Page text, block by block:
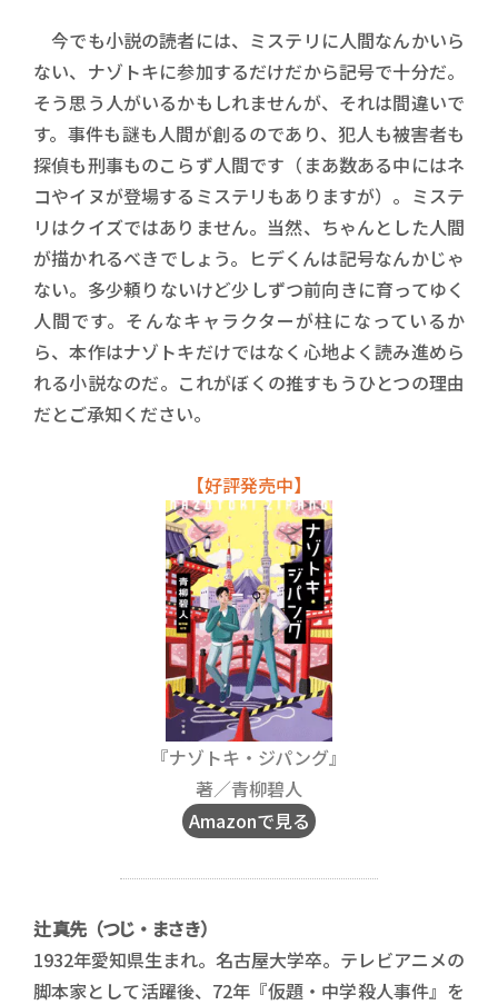
今でも小説の読者には、ミステリに人間なんかいら
ない、ナゾトキに参加するだけだから記号で十分だ。
そう思う人がいるかもしれませんが、それは間違いで
す。事件も謎も人間が創るのであり、犯人も被害者も
探偵も刑事ものこらず人間です（まあ数ある中にはネ
コやイヌが登場するミステリもありますが）。ミステ
リはクイズではありません。当然、ちゃんとした人間
が描かれるべきでしょう。ヒデくんは記号なんかじゃ
ない。多少頼りないけど少しずつ前向きに育ってゆく
人間です。そんなキャラクターが柱になっているか
ら、本作はナゾトキだけではなく心地よく読み進めら
れる小説なのだ。これがぼくの推すもうひとつの理由
だとご承知ください。
【好評発売中】
『ナゾトキ・ジパング』
著／青柳碧人
Amazonで見る
辻 真先（つじ・まさき）
1932年愛知県生まれ。名古屋大学卒。テレビアニメの
脚本家として活躍後、72年『仮題・中学殺人事件』を